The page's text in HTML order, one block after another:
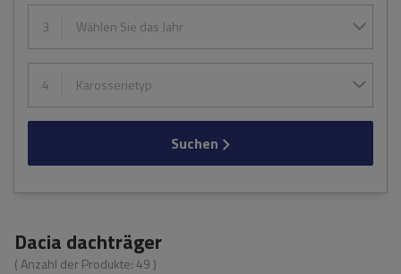
3 Wählen Sie das Jahr
4 Karosserietyp
Suchen
Dacia dachträger
( Anzahl der Produkte:49 )